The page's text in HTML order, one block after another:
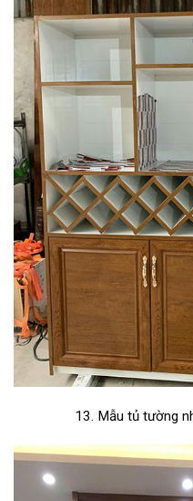
13. Mẫu tủ tường